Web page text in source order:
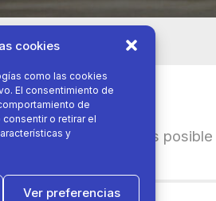
cookies
como las cookies
El consentimiento de
de
o retirar el
y
Ver preferencias
2022
igual que de día es